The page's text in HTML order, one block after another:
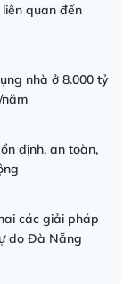
quan đến
nhà ở 8.000 tỷ
năm
định, an toàn,
các giải pháp
do Đà Nẵng